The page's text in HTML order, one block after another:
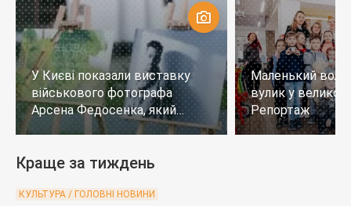
У Києві показали виставку
військового фотографа
Арсена Федосенка, який
загинув на війні
Маленький
вулик у
Репортаж
Краще за тиждень
КУЛЬТУРА / ГОЛОВНІ НОВИНИ